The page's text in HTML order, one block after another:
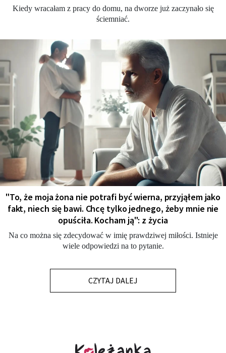
Kiedy wracałam z pracy do domu, na dworze już zaczynało się
ściemniać.
"To, że moja żona nie potrafi być wierna, przyjąłem jako
fakt, niech się bawi. Chcę tylko jednego, żeby mnie nie
opuściła. Kocham ją": z życia
Na co można się zdecydować w imię prawdziwej miłości. Istnieje
wiele odpowiedzi na to pytanie.
CZYTAJ DALEJ